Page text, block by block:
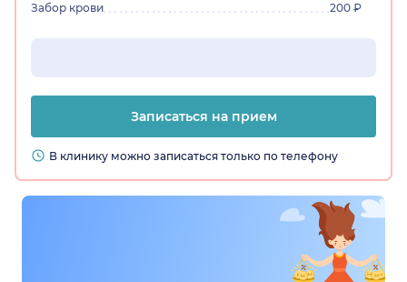
Забор крови
200 ₽
Записаться на прием
В клинику можно записаться только по телефону